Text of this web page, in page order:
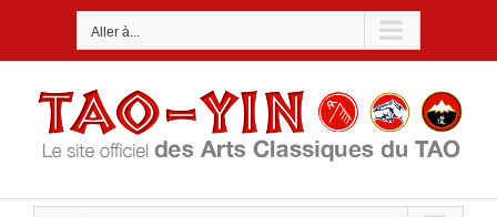
Aller à...